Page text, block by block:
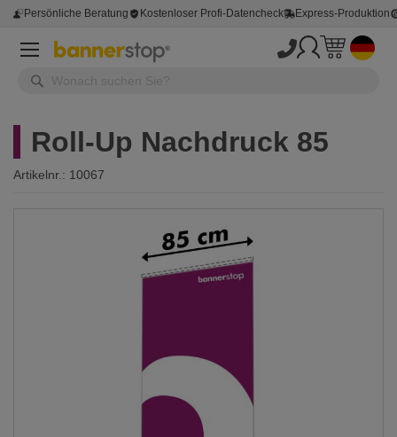
Persönliche Beratung Kostenloser Profi-Datencheck Express-Produktion
Roll-Up Nachdruck 85
Artikelnr.: 10067